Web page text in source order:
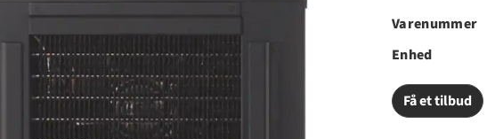
Varenummer
Enhed
Få et tilbud